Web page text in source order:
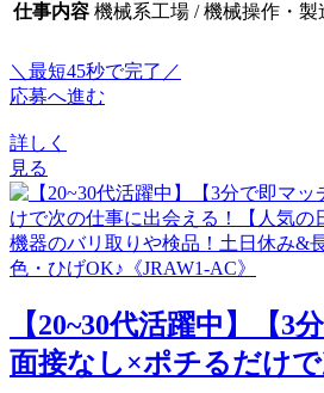
仕事内容 機械系工場 / 機械操作・製
＼最短45秒で完了／
応募へ進む
詳しく
見る
【20~30代活躍中】【3
面接なし×ポチるだけ